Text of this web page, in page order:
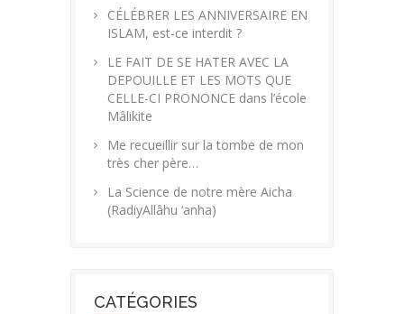
CÉLÉBRER LES ANNIVERSAIRE EN
ISLAM, est-ce interdit ?
LE FAIT DE SE HATER AVEC LA
DEPOUILLE ET LES MOTS QUE
CELLE-CI PRONONCE dans l’école
Mâlikite
Me recueillir sur la tombe de mon
très cher père…
La Science de notre mère Aicha
(RadiyAllâhu ‘anha)
CATÉGORIES